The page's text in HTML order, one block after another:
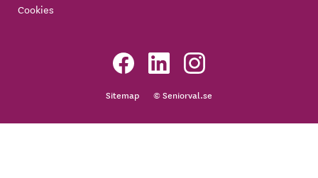
Cookies
Sitemap © Seniorval.se